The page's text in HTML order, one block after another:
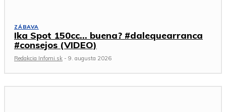
ZÁBAVA
Ika Spot 150cc… buena? #dalequearranca
#consejos (VIDEO)
Redakcia Infomi.sk - 9. augusta 2026